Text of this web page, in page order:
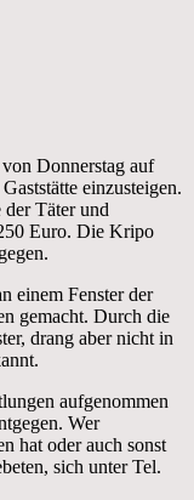
Donnerstag auf
einzusteigen.
der Täter und
Euro. Die Kripo
einem Fenster der
gemacht. Durch die
drang aber nicht in
aufgenommen
Wer
hat oder auch sonst
sich unter Tel.